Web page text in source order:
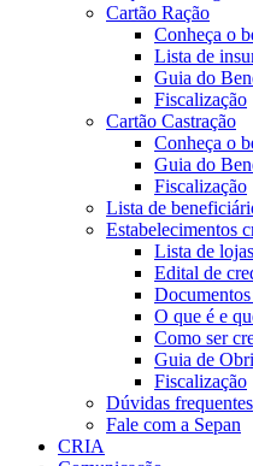
Cartão Ração
Conheça o
Lista de
Guia do
Fiscalização
Cartão Castração
Conheça o
Guia do
Fiscalização
Lista de
Estabelecimentos
Lista de
Edital de
O que é e
Como ser
Guia de
Fiscalização
Dúvidas frequentes
Fale com a Sepan
CRIA